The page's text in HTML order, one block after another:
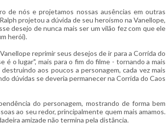
de nós e projetamos nossas ausências em outras
projetou a dúvida de seu heroísmo na Vanellope,
desejo de nunca mais ser um vilão fez com que ele
herói).
reprimir seus desejos de ir para a Corrida do
é o lugar", mais para o fim do filme - tornando a mais
aos poucos a personagem, cada vez mais
dúvidas se deveria permanecer na Corrida do Caos
do personagem, mostrando de forma bem
ao seu redor, principalmente quem mais amamos.
amizade não termina pela distância.